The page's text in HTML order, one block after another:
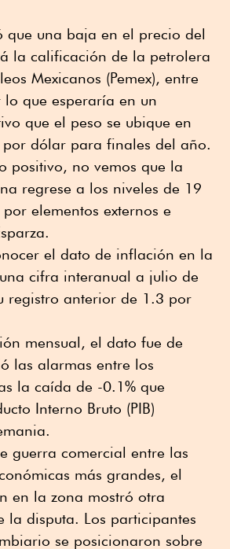
que una baja en el precio del
la calificación de la petrolera
Mexicanos (Pemex), entre
lo que esperaría en un
que el peso se ubique en
dólar para finales del año.
positivo, no vemos que la
regrese a los niveles de 19
elementos externos e
el dato de inflación en la
cifra interanual a julio de
registro anterior de 1.3 por
mensual, el dato fue de
las alarmas entre los
la caída de -0.1% que
Interno Bruto (PIB)
guerra comercial entre las
más grandes, el
en la zona mostró otra
la disputa. Los participantes
se posicionaron sobre